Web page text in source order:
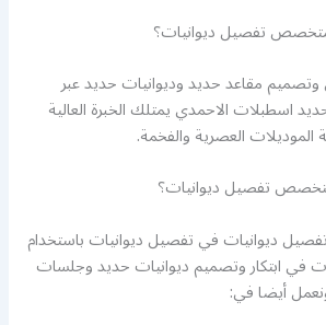
تفصيل ديوانيات؟
مقاعد حديد وديوانيات حديد عبر
اسطبلات الاحمدي يمتلك الخبرة العالية
العصرية والفخمة.
تفصيل ديوانيات؟
ديوانيات في تفصيل ديوانيات باستخدام
في ابتكار وتصميم ديوانيات حديد وجلسات
أيضا في: